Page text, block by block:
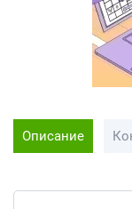
Описание